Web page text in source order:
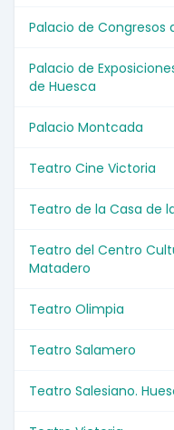
Palacio de Congresos
Palacio de
de Huesca
Palacio Montcada
Teatro Cine Victoria
Teatro de la Casa de
Teatro del Centro
Matadero
Teatro Olimpia
Teatro Salamero
Teatro Salesiano.